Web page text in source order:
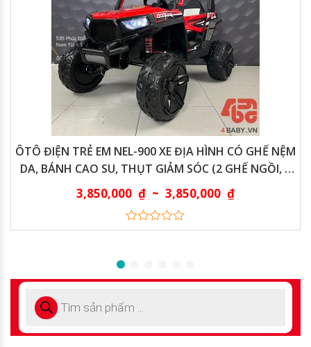
ÔTÔ ĐIỆN TRẺ EM NEL-900 XE ĐỊA HÌNH CÓ GHẾ NỆM
DA, BÁNH CAO SU, THỤT GIẢM SÓC (2 GHẾ NGỒI, 4
ĐỘNG CƠ)
3,850,000 ₫ ~ 3,850,000 ₫
0